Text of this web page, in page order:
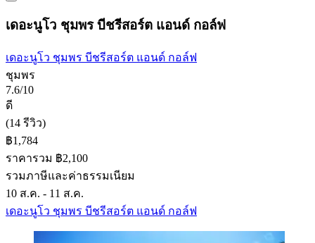
เดอะนูโว ชุมพร บีชรีสอร์ต แอนด์ กอล์ฟ
เดอะนูโว ชุมพร บีชรีสอร์ต แอนด์ กอล์ฟ
ชุมพร
7.6/10
ดี
(14 รีวิว)
฿1,784
ราคารวม ฿2,100
รวมภาษีและค่าธรรมเนียม
10 ส.ค. - 11 ส.ค.
เดอะนูโว ชุมพร บีชรีสอร์ต แอนด์ กอล์ฟ